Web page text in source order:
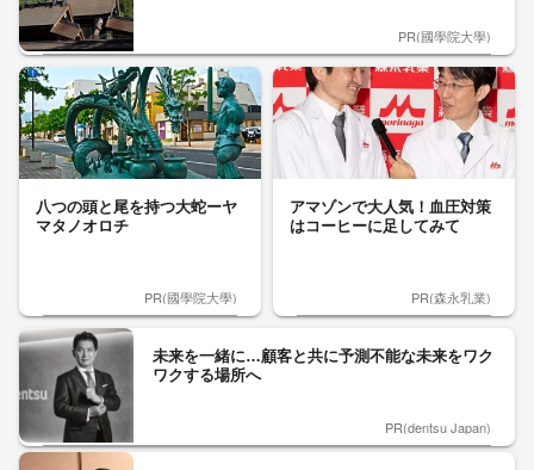
PR(國學院大學)
八つの頭と尾を持つ大蛇ーヤ
マタノオロチ
PR(國學院大學)
アマゾンで大人気！血圧対策
はコーヒーに足してみて
PR(森永乳業)
未来を一緒に…顧客と共に予測不能な未来をワク
ワクする場所へ
PR(dentsu Japan)